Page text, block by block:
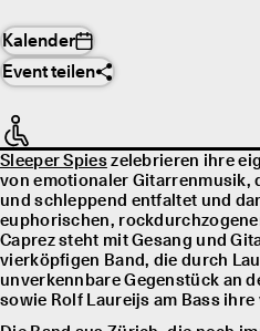
Kalender
Event teilen
Sleeper Spieszelebrieren ihre
von emotionaler Gitarrenmusik,
und schleppend entfaltet und
euphorischen,
Caprez steht mit Gesang und
vierköpfigen Band, die durch
unverkennbare Gegenstück an
sowie Rolf Laureĳs am Bass